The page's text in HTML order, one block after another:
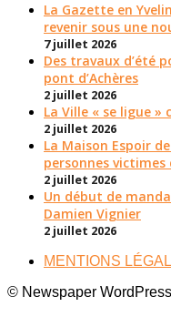
La Gazette en
revenir sous une
7 juillet 2026
Des travaux d’été
pont d’Achères
2 juillet 2026
La Ville « se ligue »
2 juillet 2026
La Maison Espoir
personnes victimes
2 juillet 2026
Un début de
Damien Vignier
2 juillet 2026
MENTIONS
© Newspaper